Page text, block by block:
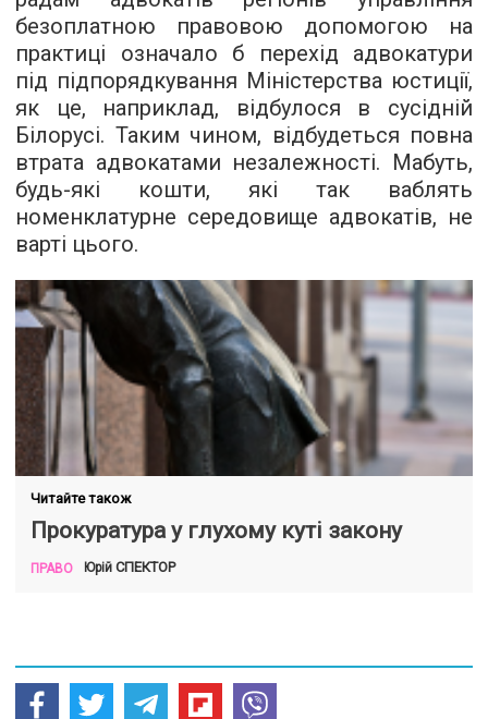
безоплатною правовою допомогою на
практиці означало б перехід адвокатури
під підпорядкування Міністерства юстиції,
як це, наприклад, відбулося в сусідній
Білорусі. Таким чином, відбудеться повна
втрата адвокатами незалежності. Мабуть,
будь-які кошти, які так ваблять
номенклатурне середовище адвокатів, не
варті цього.
Читайте також
Прокуратура у глухому куті закону
ПРАВО Юрій СПЕКТОР